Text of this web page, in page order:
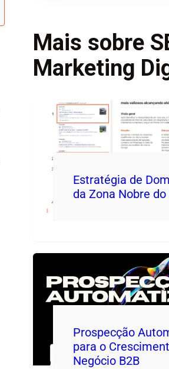
Mais sobre
Marketing
Estratégia de
da Zona Nobre do
Prospecção
para o
Negócio B2B